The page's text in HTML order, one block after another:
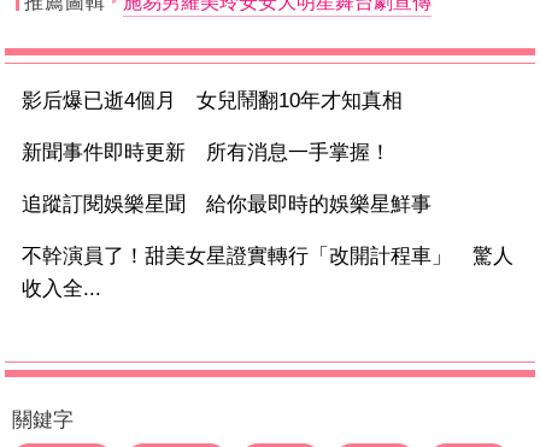
影后爆已逝4個月 女兒鬧翻10年才知真相
新聞事件即時更新 所有消息一手掌握！
追蹤訂閱娛樂星聞 給你最即時的娛樂星鮮事
不幹演員了！甜美女星證實轉行「改開計程車」 驚人
收入全...
關鍵字